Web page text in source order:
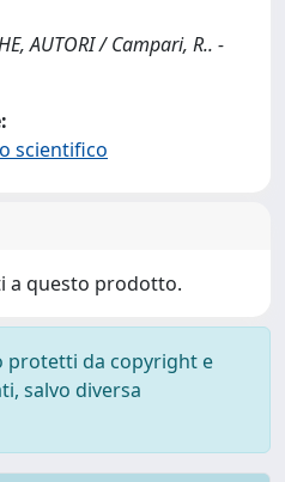
AUTORI / Campari, R.. -
scientifico
a questo prodotto.
protetti da copyright e
salvo diversa